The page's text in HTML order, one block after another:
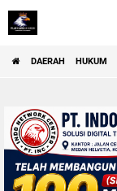
DAERAH HUKUM